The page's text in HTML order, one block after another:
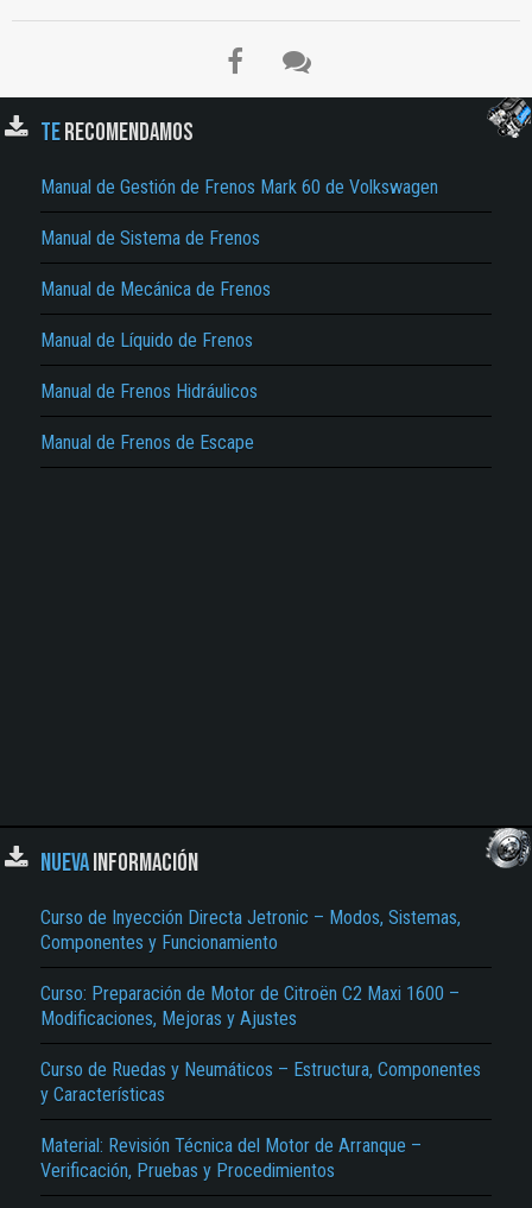
TERECOMENDAMOS
Manual de Gestión de Frenos Mark 60 de Volkswagen
Manual de Sistema de Frenos
Manual de Mecánica de Frenos
Manual de Líquido de Frenos
Manual de Frenos Hidráulicos
Manual de Frenos de Escape
NUEVAINFORMACIÓN
Curso de Inyección Directa Jetronic – Modos, Sistemas,
Componentes y Funcionamiento
Curso: Preparación de Motor de Citroën C2 Maxi 1600 –
Modificaciones, Mejoras y Ajustes
Curso de Ruedas y Neumáticos – Estructura, Componentes
y Características
Material: Revisión Técnica del Motor de Arranque –
Verificación, Pruebas y Procedimientos
El Título es incorrecto según el contenido.
Texto o Imagen de portada son erróneos.
No carga o no se visualiza el contenido.
Reportar otro tipo de error...